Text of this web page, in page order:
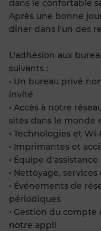
dans le confortable
Après une bonne
dîner dans l'un des
L'adhésion aux
suivants :
• Un bureau privé
invité
• Accès à notre
sites dans le monde
• Technologies et
• Imprimantes et
• Équipe
• Nettoyage,
• Événements de
périodiques
• Gestion du
notre appli